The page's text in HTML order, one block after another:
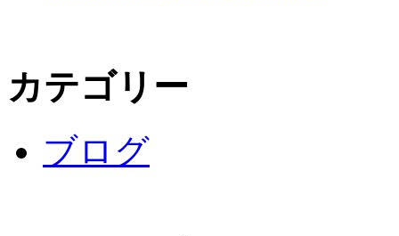
カテゴリー
ブログ